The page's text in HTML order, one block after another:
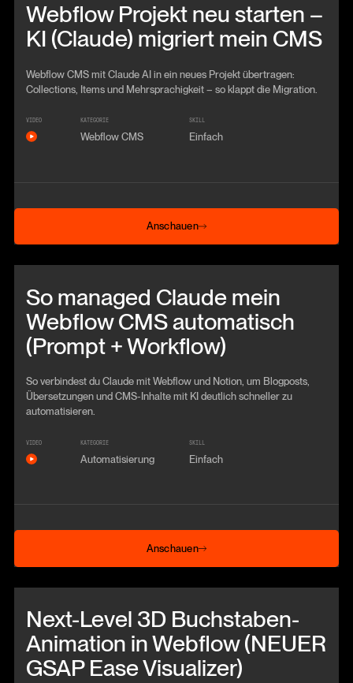
Webflow Projekt neu starten –
KI (Claude) migriert mein CMS
Webflow CMS mit Claude AI in ein neues Projekt übertragen:
Collections, Items und Mehrsprachigkeit – so klappt die Migration.
VIDEO KATEGORIE
Webflow CMS
SKILL
Einfach
Anschauen
Anschauen
So managed Claude mein
Webflow CMS automatisch
(Prompt + Workflow)
So verbindest du Claude mit Webflow und Notion, um Blogposts,
Übersetzungen und CMS-Inhalte mit KI deutlich schneller zu
automatisieren.
VIDEO KATEGORIE
Automatisierung
SKILL
Einfach
Anschauen
Anschauen
Next-Level 3D Buchstaben-
Animation in Webflow (NEUER
GSAP Ease Visualizer)